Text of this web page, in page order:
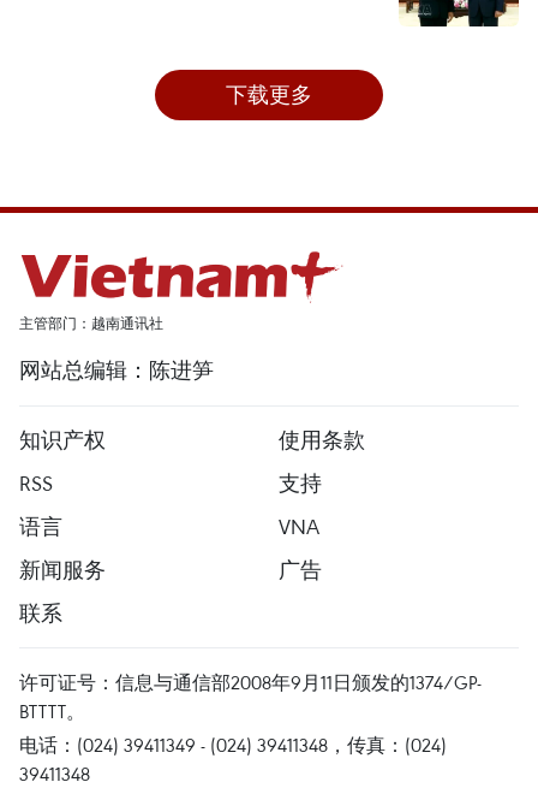
下载更多
主管部门：越南通讯社
网站总编辑：陈进笋
知识产权
使用条款
RSS
支持
语言
VNA
新闻服务
广告
联系
许可证号：信息与通信部2008年9月11日颁发的1374/GP-
BTTTT。
电话：(024) 39411349 - (024) 39411348，传真：(024)
39411348